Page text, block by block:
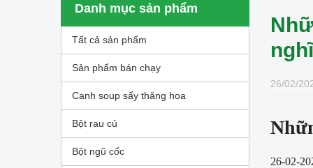
26/02/
26-02-
Danh mục sản phẩm
Tất cả sản phẩm
Sản phẩm bán chạy
Canh soup sấy thăng hoa
Bột rau củ
Bột ngũ cốc